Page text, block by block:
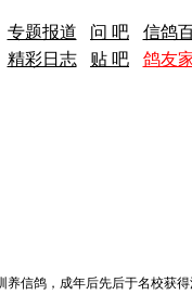
专题报道 问 吧 信鸽
精彩日志 贴 吧 鸽友
信鸽，成年后先后于名校获